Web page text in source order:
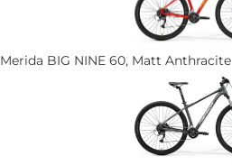
Merida BIG NINE 60, Matt Anthracite